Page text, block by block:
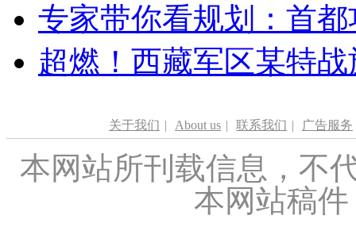
专家带你看规划：首
超燃！西藏军区某特
关于我们 | About us | 联系我们 | 广告服务
本网站所刊载信息，不
本网站稿